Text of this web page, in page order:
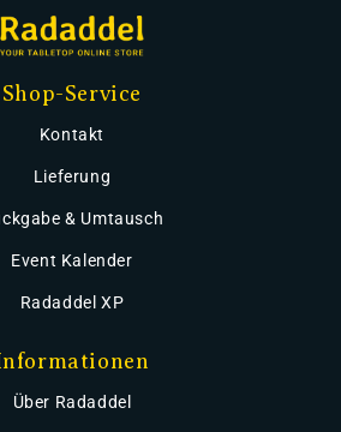
Shop-Service
Kontakt
Lieferung
& Umtausch
Event Kalender
Radaddel XP
Über Radaddel